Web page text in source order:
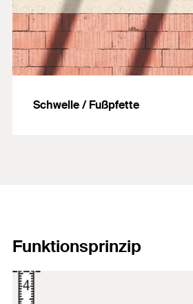
Schwelle / Fußpfette
Funktionsprinzip